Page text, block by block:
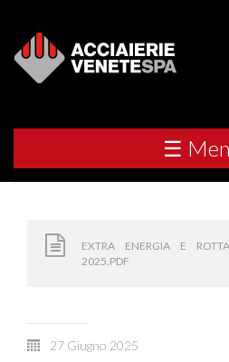
☰
EXTRA ENERGIA E
2025.PDF
27 Giugno 2025